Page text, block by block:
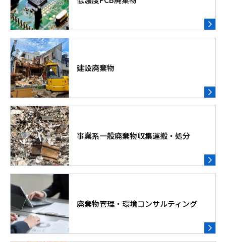
建設廃棄物
事業系一般廃棄物収集運搬・処分
廃棄物管理・環境コンサルティング